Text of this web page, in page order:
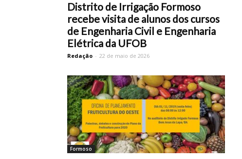
Distrito de Irrigação Formoso
recebe visita de alunos dos cursos
de Engenharia Civil e Engenharia
Elétrica da UFOB
Redação - 22 de maio de 2026
Formoso